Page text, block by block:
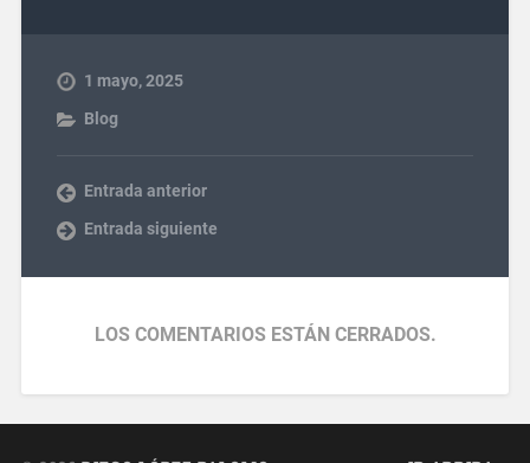
1 mayo, 2025
Blog
Entrada anterior
Entrada siguiente
LOS COMENTARIOS ESTÁN CERRADOS.